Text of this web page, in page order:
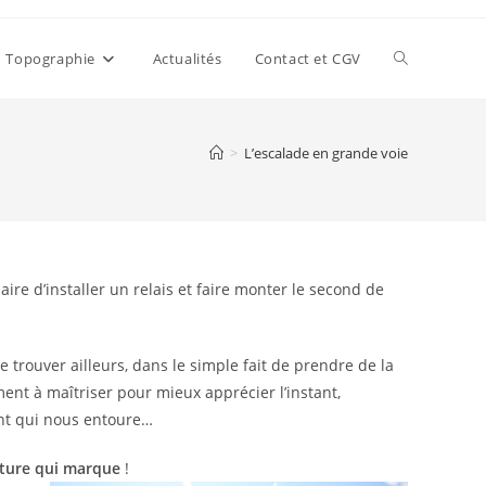
Topographie Actualités Contact et CGV Toggle
> L’escalade en grande voie
d’installer un relais et faire monter le second de
trouver ailleurs, dans le simple fait de prendre de la
à maîtriser pour mieux apprécier l’instant,
qui nous entoure…
qui marque !